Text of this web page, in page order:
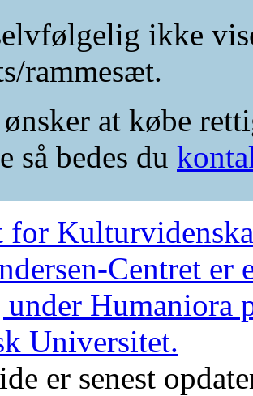
ikke
rammesæt.
at købe
så bedes du
for
er senest